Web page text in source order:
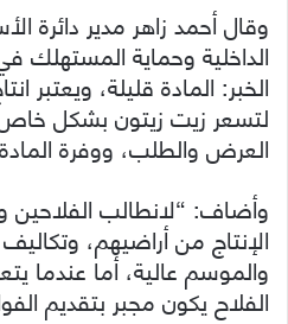
وقال أحمد زاهر مدير دائرة
الداخلية وحماية المستهلك
الخبر: المادة قليلة، ويعتبر
لتسعر زيت زيتون بشكل
العرض والطلب، ووفرة
وأضاف: “لانطالب الفلاحين
الإنتاج من أراضيهم، وتكاليف
والموسم عالية، أما عندما
الفلاح يكون مجبر بتقديم